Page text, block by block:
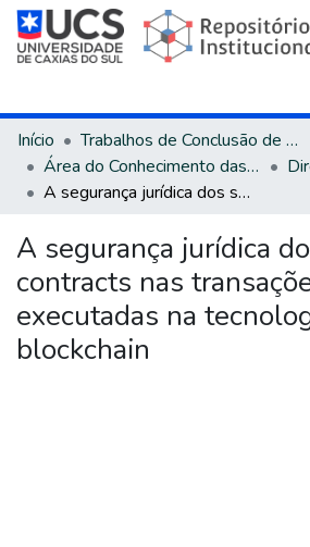
Início
Trabalhos de Conclusão de Curso
Área do Conhecimento das Ciências Sociais Aplicadas
A segurança jurídica dos smart contracts nas transações executadas na tecnologia blockchain
A segurança jurídica
contracts nas
executadas na
blockchain